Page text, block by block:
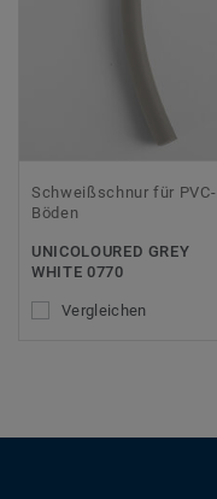
Schweißschnur für PVC-
Böden
UNICOLOURED GREY
WHITE 0770
Vergleichen